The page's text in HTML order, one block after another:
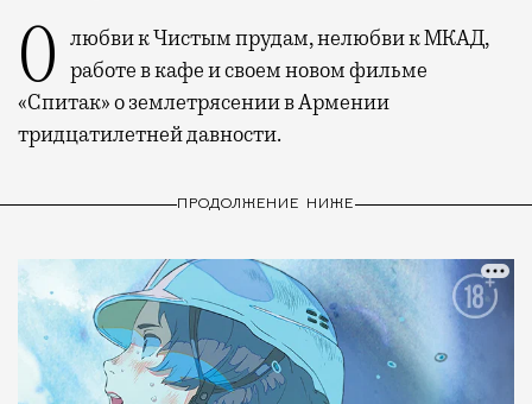
О любви к Чистым прудам, нелюбви к МКАД, работе в кафе и своем новом фильме
«Спитак» о землетрясении в Армении
тридцатилетней давности.
ПРОДОЛЖЕНИЕ НИЖЕ